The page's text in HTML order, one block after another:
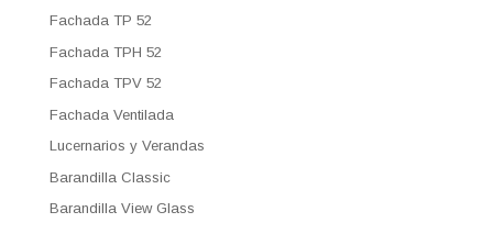
Fachada TP 52
Fachada TPH 52
Fachada TPV 52
Fachada Ventilada
Lucernarios y Verandas
Barandilla Classic
Barandilla View Glass